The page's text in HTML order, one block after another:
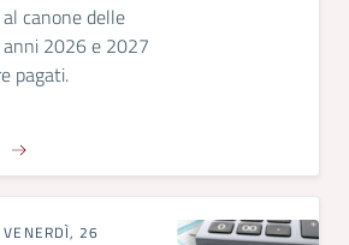
canone delle
2026 e 2027
pagati.
VENERDÌ, 26